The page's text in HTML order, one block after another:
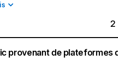
2
provenant de plateformes